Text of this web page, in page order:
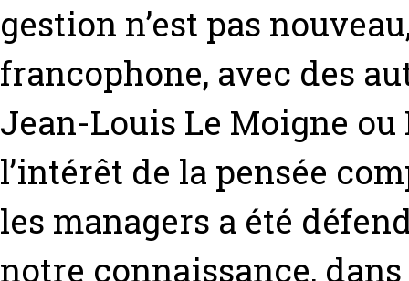
gestion n’est pas
francophone, avec des
Jean-Louis Le Moigne
l’intérêt de la pensée
les managers a été
notre connaissance,